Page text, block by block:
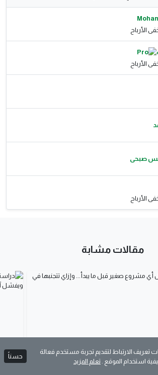
الأرباح
الأرباح
صبحى
الأرباح
مقالات مشابة
عمرو أحمد
أي مشروع صغير قبل ما يبدأ... وإزاي تتجنبها
منذ
تعريف الارتباط لتقديم تجربة مستخدم فعالة
استخدام الموقع . تعلم المزيد
حسناً